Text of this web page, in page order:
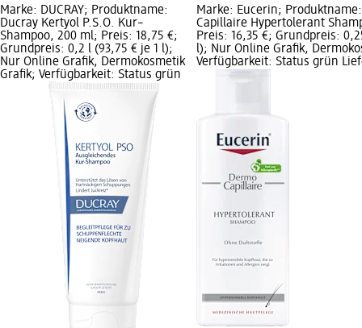
Marke: DUCRAY; Produktname:
Ducray Kertyol P.S.O. Kur–
Shampoo, 200 ml; Preis: 18,75 €;
Grundpreis: 0,2 l (93,75 € je 1 l);
Nur Online Grafik, Dermokosmetik
Grafik; Verfügbarkeit: Status grün
Marke: Eucerin;
Capillaire Hypertolerant
Preis: 16,35 €; Grundpreis:
l); Nur Online Grafik,
Verfügbarkeit: Status grün